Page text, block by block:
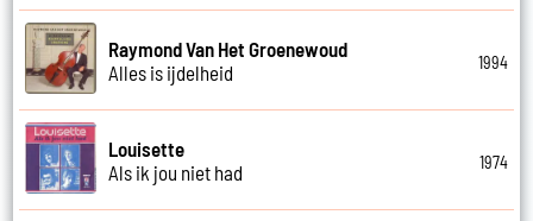
Raymond Van Het Groenewoud
Alles is ijdelheid
1994
Louisette
Als ik jou niet had
1974